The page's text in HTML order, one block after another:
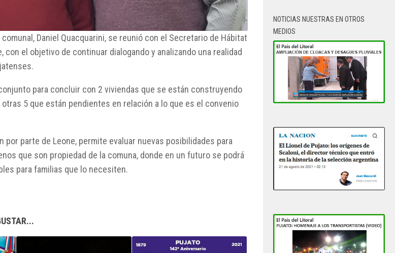
Daniel Quacquarini, se reunió con el Secretario de Hábitat
con el objetivo de continuar dialogando y analizando una realidad
para concluir con 2 viviendas que se están construyendo
5 que están pendientes en relación a lo que es el convenio
por parte de Leone, permite evaluar nuevas posibilidades para
que son propiedad de la comuna, donde en un futuro se podrá
para familias que lo necesiten.
NOTICIAS NUESTRAS EN OTROS
MEDIOS